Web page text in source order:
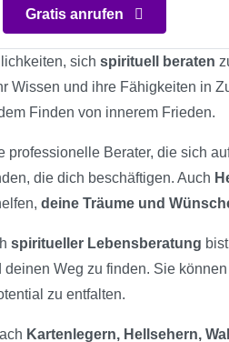
Gratis anrufen
sich spirituell beraten
Wissen und ihre Fähigkeiten in
Finden von innerem Frieden.
professionelle Berater, die sich
die dich beschäftigen. Auch
deine Träume und
spiritueller Lebensberatung
deinen Weg zu finden. Sie
zu entfalten.
Kartenlegern, Hellsehern,